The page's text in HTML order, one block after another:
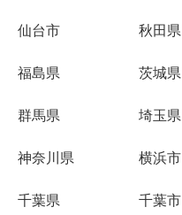
仙台市 秋田県
福島県 茨城県
群馬県 埼玉県
神奈川県 横浜市
千葉県 千葉市